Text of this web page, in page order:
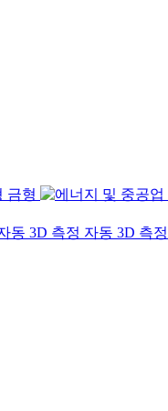
금형
자동 3D 측정